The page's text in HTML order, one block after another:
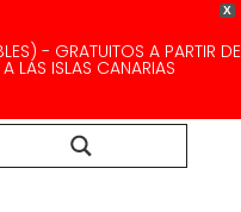
X
- GRATUITOS A PARTIR DE
ISLAS CANARIAS